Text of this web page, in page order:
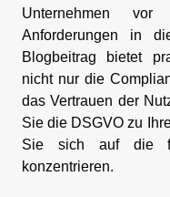
Unternehmen
Anforderungen in
Blogbeitrag bietet
nicht nur die
das Vertrauen der
Sie die DSGVO zu
Sie sich auf die
konzentrieren.